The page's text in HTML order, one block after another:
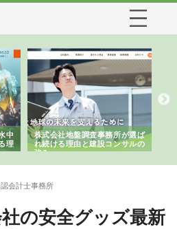
中
理
株式会社地盤調査事務所が選ば
れ続ける理由と建設コンサルの
強み
会計士事務所
の安全グッズ最新